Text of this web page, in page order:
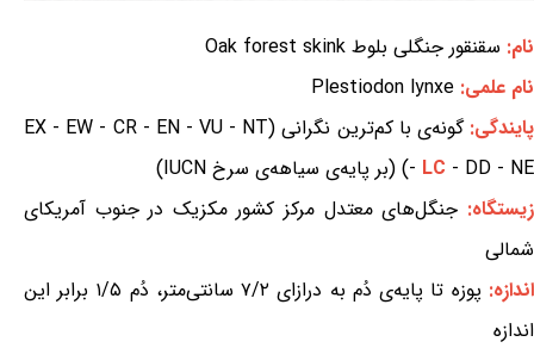
نام: سقنقور جنگلی بلوط Oak forest skink
نام علمی: Plestiodon lynxe
پایندگی:
گونه‌ی با کم‌ترین نگرانی (EX - EW - CR - EN - VU - NT
- LC - DD - NE) (بر پایه‌ی سیاهه‌ی سرخ IUCN)
زیستگاه: جنگل‌های معتدل مرکز کشور مکزیک در جنوب آمریکای
شمالی
اندازه:
پوزه تا پایه‌ی دُم به درازای ۷/۲ سانتی‌متر، دُم ۱/۵ برابر این
اندازه